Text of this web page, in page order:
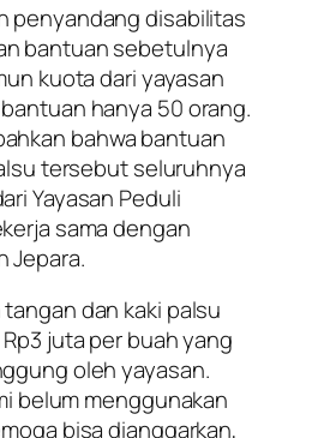
penyandang disabilitas
bantuan sebetulnya
kuota dari yayasan
hanya 50 orang.
bahwa bantuan
tersebut seluruhnya
Yayasan Peduli
sama dengan
Jepara.
dan kaki palsu
juta per buah yang
oleh yayasan.
belum menggunakan
bisa dianggarkan,